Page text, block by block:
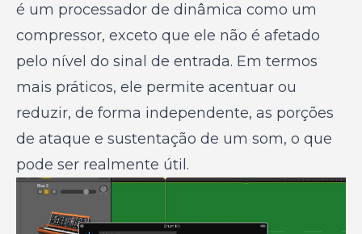
é um processador de dinâmica como um
compressor, exceto que ele não é afetado
pelo nível do sinal de entrada. Em termos
mais práticos, ele permite acentuar ou
reduzir, de forma independente, as porções
de ataque e sustentação de um som, o que
pode ser realmente útil.